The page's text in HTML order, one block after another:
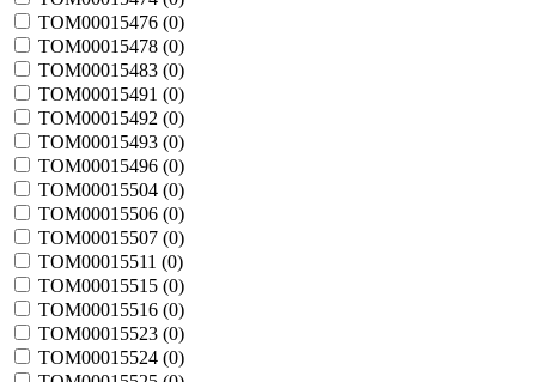
TOM00015476 (0)
TOM00015478 (0)
TOM00015483 (0)
TOM00015491 (0)
TOM00015492 (0)
TOM00015493 (0)
TOM00015496 (0)
TOM00015504 (0)
TOM00015506 (0)
TOM00015507 (0)
TOM00015511 (0)
TOM00015515 (0)
TOM00015516 (0)
TOM00015523 (0)
TOM00015524 (0)